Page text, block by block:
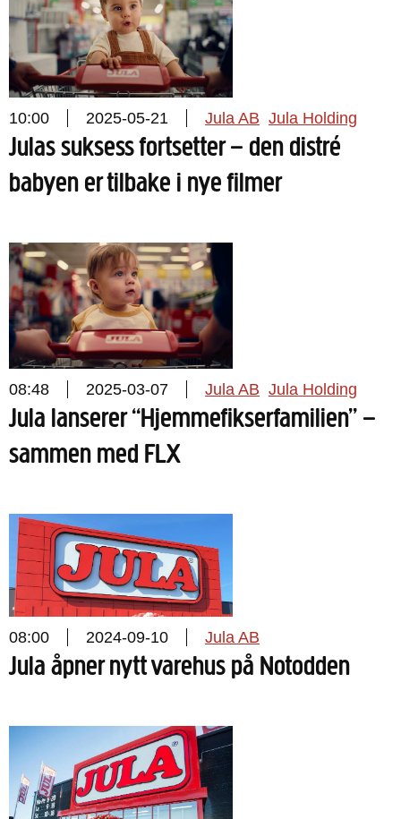
10:00 2025-05-21 Jula AB Jula Holding
Julas suksess fortsetter – den distré
babyen er tilbake i nye filmer
08:48 2025-03-07 Jula AB Jula Holding
Jula lanserer “Hjemmefikserfamilien” –
sammen med FLX
08:00 2024-09-10 Jula AB
Jula åpner nytt varehus på Notodden